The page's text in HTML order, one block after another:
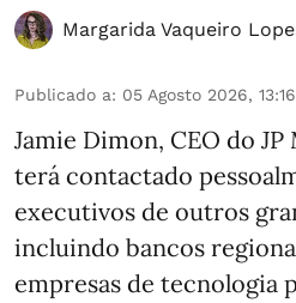
Margarida Vaqueiro
Publicado a: 05 Agosto 2026, 13:16
Jamie Dimon, CEO do JP
terá contactado
executivos de outros
incluindo bancos
empresas de tecnologia